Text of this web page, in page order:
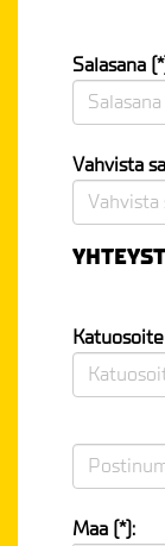
Salasana
Vahvista
Maa (*):